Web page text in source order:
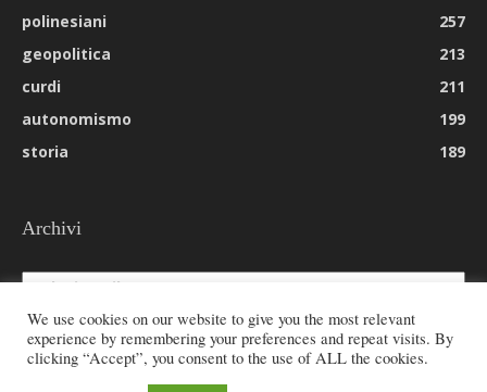
polinesiani
257
geopolitica
213
curdi
211
autonomismo
199
storia
189
Archivi
Archivi
We use cookies on our website to give you the most relevant
experience by remembering your preferences and repeat visits. By
clicking “Accept”, you consent to the use of ALL the cookies.